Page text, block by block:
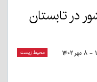
در تابستان
محیط زیست